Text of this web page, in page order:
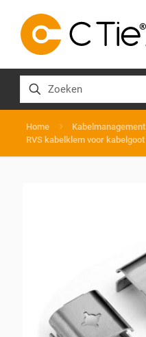
Home
Kabelmanagement
RVS kabelklem voor kabelgoot